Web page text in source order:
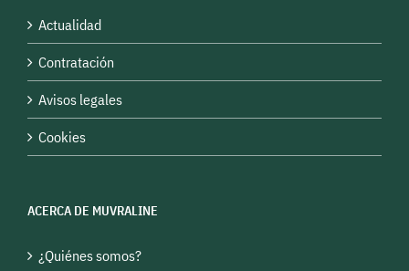
Actualidad
Contratación
Avisos legales
Cookies
ACERCA DE MUVRALINE
¿Quiénes somos?